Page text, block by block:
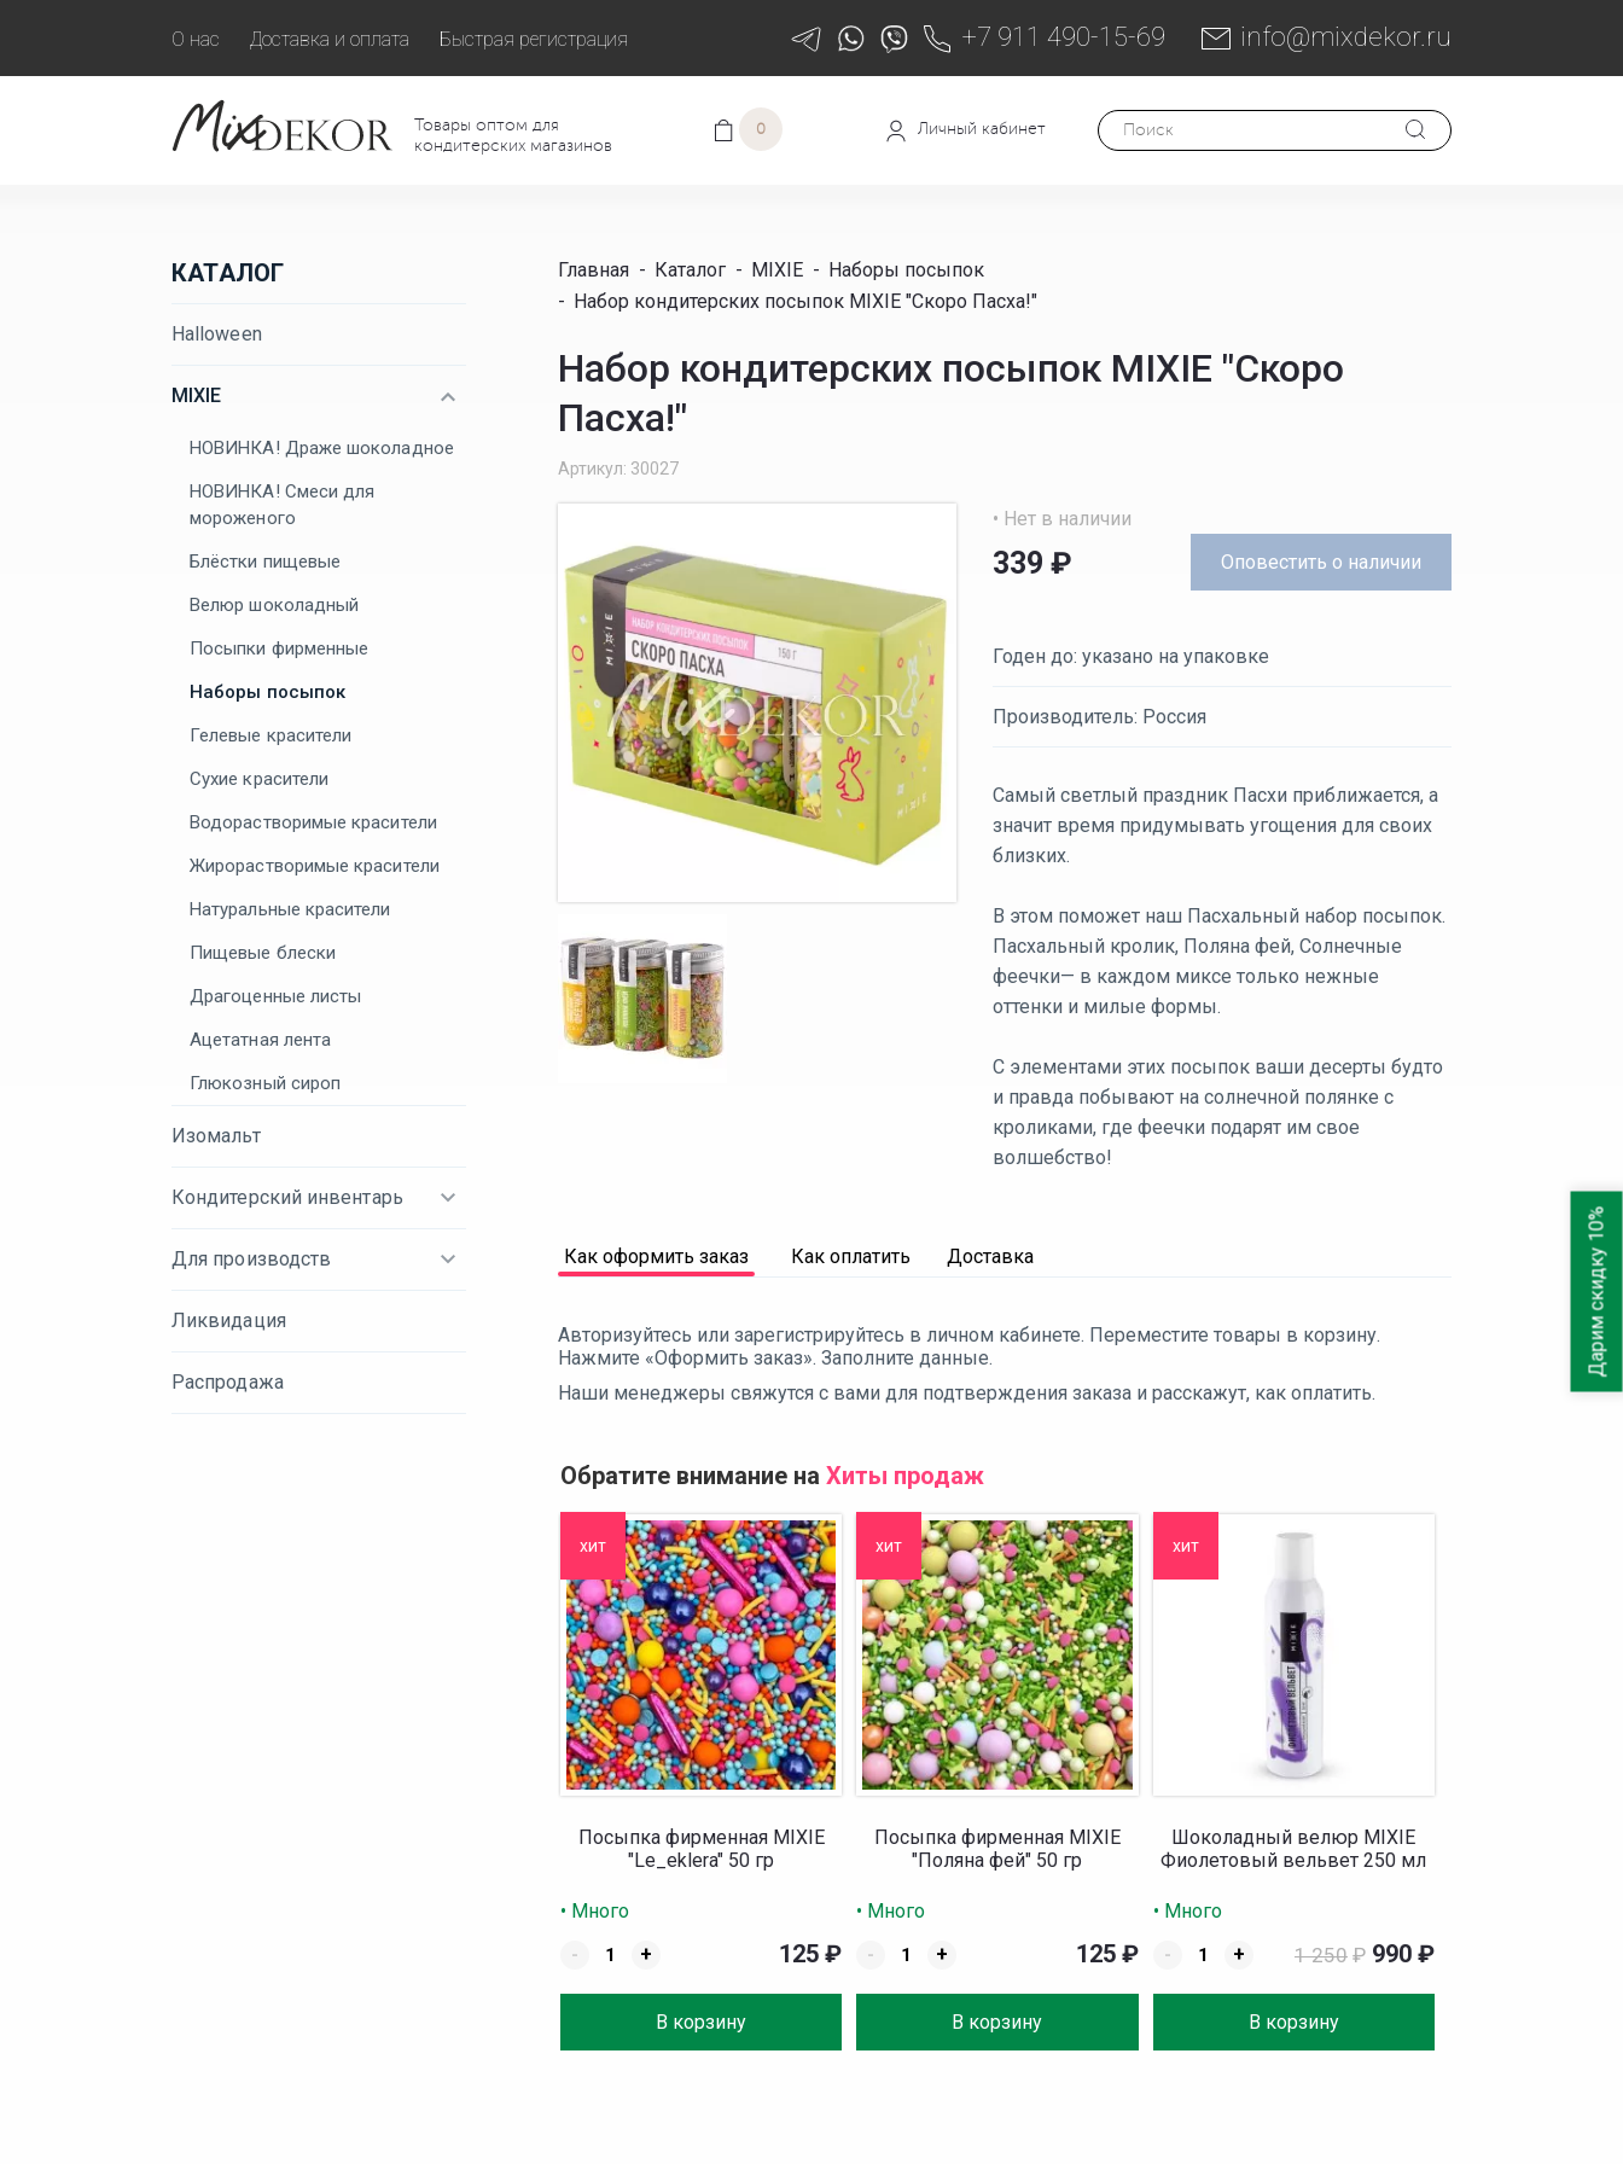
О нас Доставка и оплата Быстрая регистрация +7 911 490-15-69 info@mixdekor.ru
Товары оптом для
кондитерских магазинов
0 Личный кабинет
КАТАЛОГ
Halloween
MIXIE
НОВИНКА! Драже шоколадное
НОВИНКА! Смеси для
мороженого
Блёстки пищевые
Велюр шоколадный
Посыпки фирменные
Наборы посыпок
Гелевые красители
Сухие красители
Водорастворимые красители
Жирорастворимые красители
Натуральные красители
Пищевые блески
Драгоценные листы
Ацетатная лента
Глюкозный сироп
Изомальт
Кондитерский инвентарь
Для производств
Ликвидация
Распродажа
Главная - Каталог - MIXIE - Наборы посыпок
- Набор кондитерских посыпок MIXIE "Скоро Пасха!"
Набор кондитерских посыпок MIXIE "Скоро
Пасха!"
Артикул: 30027
• Нет в наличии
339 ₽ Оповестить о наличии
Годен до: указано на упаковке
Производитель: Россия
Самый светлый праздник Пасхи приближается, а
значит время придумывать угощения для своих
близких.
В этом поможет наш Пасхальный набор посыпок.
Пасхальный кролик, Поляна фей, Солнечные
феечки— в каждом миксе только нежные
оттенки и милые формы.
С элементами этих посыпок ваши десерты будто
и правда побывают на солнечной полянке с
кроликами, где феечки подарят им свое
волшебство!
Как оформить заказ Как оплатить Доставка
Авторизуйтесь или зарегистрируйтесь в личном кабинете. Переместите товары в корзину.
Нажмите «Оформить заказ». Заполните данные.
Наши менеджеры свяжутся с вами для подтверждения заказа и расскажут, как оплатить.
Обратите внимание на Хиты продаж
хит
Посыпка фирменная MIXIE
"Le_eklera" 50 гр
• Много
-
+
В корзину
125₽
хит
Посыпка фирменная MIXIE
"Поляна фей" 50 гр
• Много
-
+
В корзину
125 ₽
хит
Шоколадный велюр MIXIE
Фиолетовый вельвет 250 мл
• Много
-
+
В корзину
1 250 ₽ 990 ₽
Дарим скидку 10%